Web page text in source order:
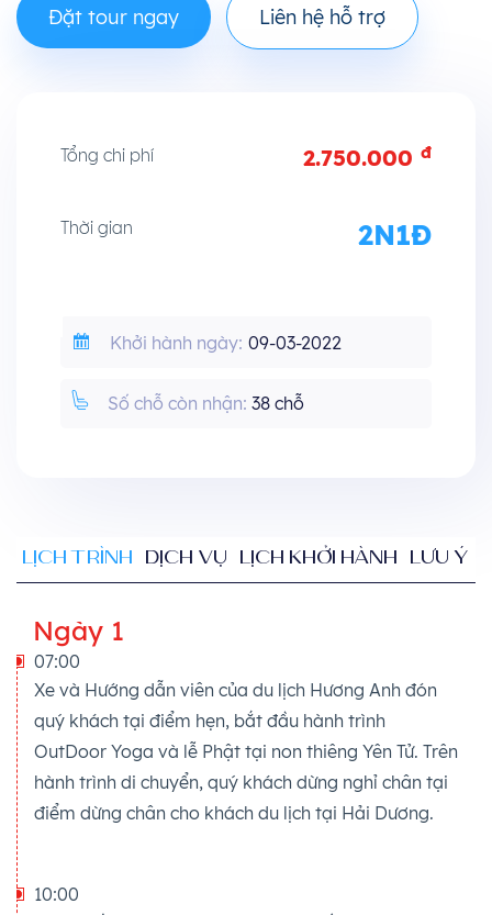
Đặt tour ngay Liên hệ hỗ trợ
Tổng chi phí 2.750.000 đ
Thời gian 2N1Đ
Khởi hành ngày: 09-03-2022
Số chỗ còn nhận: 38 chỗ
LỊCH TRÌNH DỊCH VỤ LỊCH KHỞI HÀNH LƯU Ý
Ngày 1
07:00
Xe và Hướng dẫn viên của du lịch Hương Anh đón
quý khách tại điểm hẹn, bắt đầu hành trình
OutDoor Yoga và lễ Phật tại non thiêng Yên Tử. Trên
hành trình di chuyển, quý khách dừng nghỉ chân tại
điểm dừng chân cho khách du lịch tại Hải Dương.
10:00